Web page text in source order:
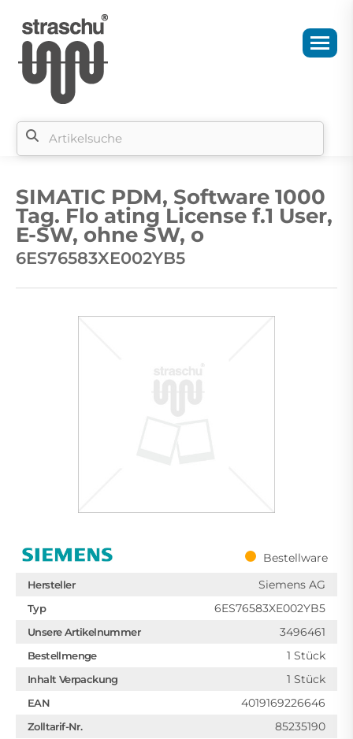
SIMATIC PDM, Software 1000
Tag. Flo ating License f.1 User,
E-SW, ohne SW, o
6ES76583XE002YB5
Bestellware
Hersteller Siemens AG
Typ 6ES76583XE002YB5
Unsere Artikelnummer 3496461
Bestellmenge 1 Stück
Inhalt Verpackung 1 Stück
EAN 4019169226646
Zolltarif-Nr. 85235190